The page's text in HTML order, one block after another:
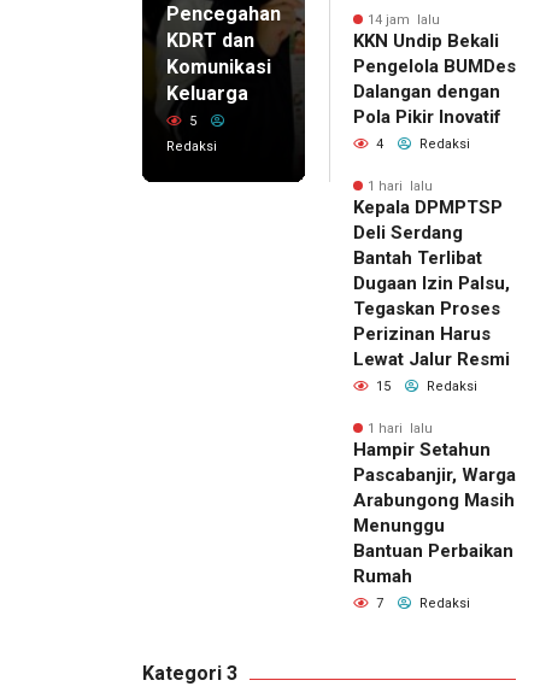
Pencegahan
KDRT dan
Komunikasi
Keluarga
5
Redaksi
14 jam lalu
KKN Undip Bekali
Pengelola BUMDes
Dalangan dengan
Pola Pikir Inovatif
4 Redaksi
1 hari lalu
Kepala DPMPTSP
Deli Serdang
Bantah Terlibat
Dugaan Izin Palsu,
Tegaskan Proses
Perizinan Harus
Lewat Jalur Resmi
15 Redaksi
1 hari lalu
Hampir Setahun
Pascabanjir, Warga
Arabungong Masih
Menunggu
Bantuan Perbaikan
Rumah
7 Redaksi
Kategori 3